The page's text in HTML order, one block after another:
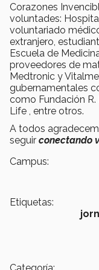
Corazones
voluntades:
voluntariado
extranjero,
Escuela de
proveedores de
Medtronic y
gubernamentales
como Fundación
Life , entre otros.
A todos
seguir conectando
Campus:
Etiquetas: